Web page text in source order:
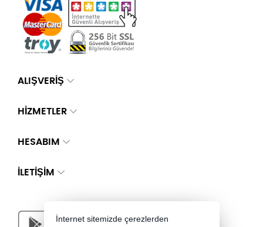
ALIŞVERİŞ
HİZMETLER
HESABIM
İLETIŞIM
İnternet sitemizde çerezlerden